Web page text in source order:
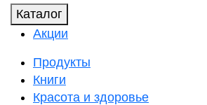
Каталог
Акции
Продукты
Книги
Красота и здоровье